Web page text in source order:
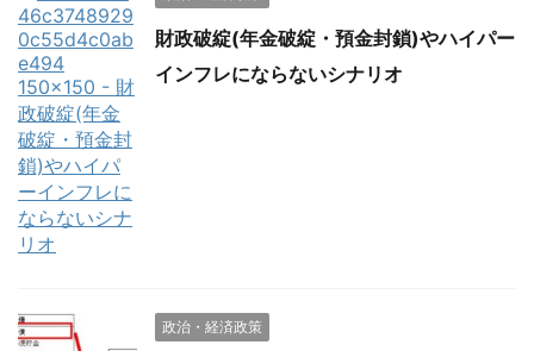
財政破綻(年金破綻・預金封鎖)やハイパー
インフレにならないシナリオ
政治・経済政策